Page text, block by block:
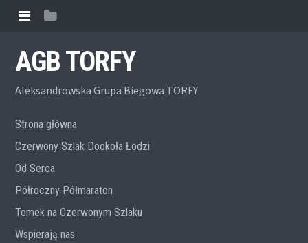
AGB TORFY
Aleksandrowska Grupa Biegowa TORFY
Strona główna
Czerwony Szlak Dookoła Łodzi
Od Serca
Półroczny Półmaraton
Tomek na Czerwonym Szlaku
Wspierają nas